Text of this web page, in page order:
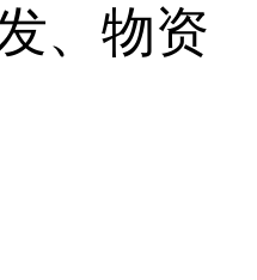
、物资